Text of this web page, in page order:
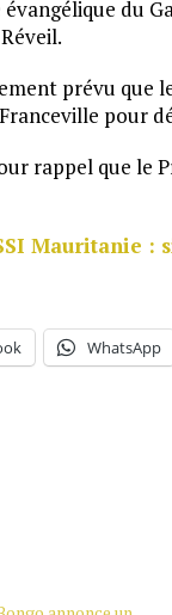
évangélique du
prévu que
pour
rappel que le
Mauritanie :
WhatsApp